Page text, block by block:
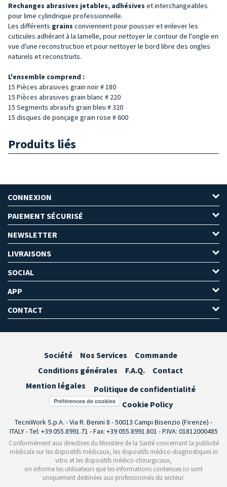
Rechanges abrasives jetables, adhésives et interchangeables
pour lime cylindrique professionnelle.
Les différents grains conviennent pour pousser et enlever les
cuticules adhérant à la lamelle, pour nettoyer le contour de l'ongle en
vue d'une reconstruction et pour nettoyer le bord libre des ongles
naturels et reconstruits.
L'ensemble comprend :
15 Pièces abrasives grain noir # 180
15 Pièces abrasives grain blanc # 220
15 Segments abrasifs grain bleu # 320
15 disques de ponçage grain rose # 600
Produits liés
CONNEXION
PAIEMENT SÉCURISÉ
NEWSLETTER
LIVRAISONS
SOCIAL
APP
CONTACT
Société Nos Services
Commande
Conditions générales
F.A.Q.
Contact
Mention légales
Politique de confidentialité
Préférences de cookies Cookie Policy
TecniWork S.p.A. - Via R. Benini 8 - 50013 Campi Bisenzio (Firenze) -
ITALY - Tel: +39 055.8991.71 - Fax: +39 055.8991.801 - P.IVA: 01812000485
Conformément aux directives du Ministère de la Santé concernant la publicité
médicale sur les dispositifs médicaux, les dispositifs médico-diagnostiques in
vitro et les dispositifs médico-chirurgicaux,
on informe les utilisateurs que les informations contenues ici sont
uniquement destinées aux professionnels du secteur.